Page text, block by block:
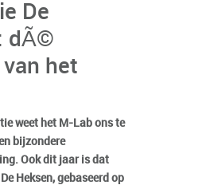
De
dÃ©
het
weet het M-Lab ons te
bijzondere
Ook dit jaar is dat
Heksen, gebaseerd op